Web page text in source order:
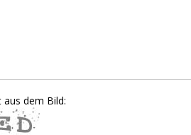
aus dem Bild: